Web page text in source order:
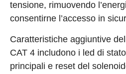
tensione, rimuovendo
consentirne l’accesso in
Caratteristiche aggiuntive
CAT 4 includono i led di
principali e reset del